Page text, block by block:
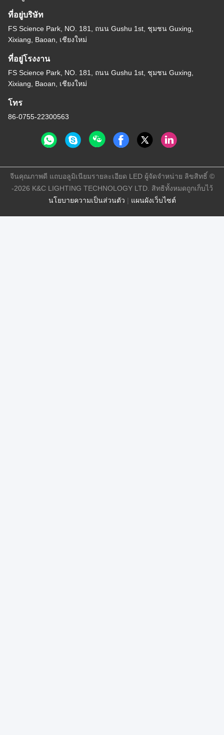
ที่อยู่บริษัท
FS Science Park, NO. 181, ถนน Gushu 1st, ชุมชน Guxing,
Xixiang, Baoan, เชียงใหม่
ที่อยู่โรงงาน
FS Science Park, NO. 181, ถนน Gushu 1st, ชุมชน Guxing,
Xixiang, Baoan, เชียงใหม่
โทร
86-0755-22300563
นโยบายความเป็นส่วนตัว | แผนผังเว็บไซต์
จีนคุณภาพดี แถบอลูมิเนียมรายละเอียด LED ผู้จัดจำหน่าย ลิขสิทธิ์ ©
-2026 K&C LIGHTING TECHNOLOGY LTD. สิทธิทั้งหมดถูกเก็บไว้